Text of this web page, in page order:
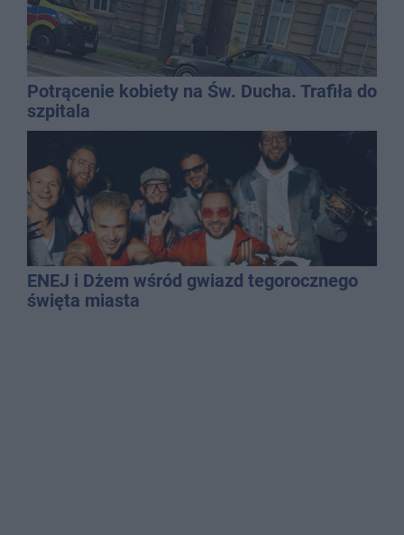
Potrącenie kobiety na Św. Ducha. Trafiła do
szpitala
ENEJ i Dżem wśród gwiazd tegorocznego
święta miasta